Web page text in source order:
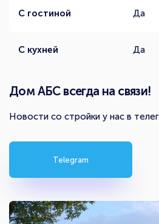
С гостиной Да
С кухней Да
Дом АБС всегда на связи!
Новости со стройки у нас в
Telegram